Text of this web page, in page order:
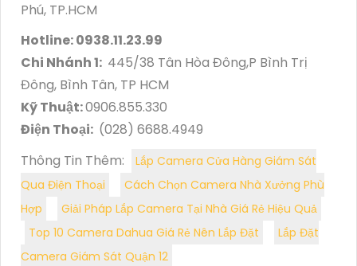
Phú, TP.HCM
Hotline: 0938.11.23.99
Chi Nhánh 1: 445/38 Tân Hòa Đông,P Bình Trị
Đông, Bình Tân, TP HCM
Kỹ Thuật:0906.855.330
Điện Thoại: (028) 6688.4949
Thông Tin Thêm:
Lắp Camera Cửa Hàng Giám Sát
Qua Điện Thoại
Cách Chọn Camera Nhà Xưởng Phù
Hợp
Giải Pháp Lắp Camera Tại Nhà Giá Rẻ Hiệu Quả
Top 10 Camera Dahua Giá Rẻ Nên Lắp Đặt
Lắp Đặt
Camera Giám Sát Quận 12